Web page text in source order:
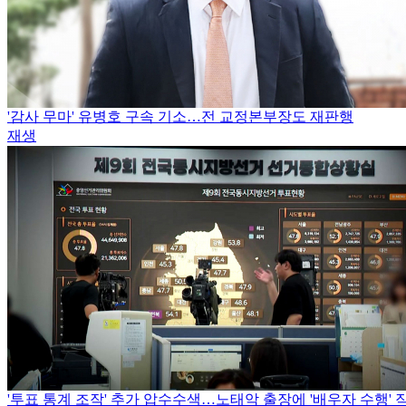
'감사 무마' 유병호 구속 기소…전 교정본부장도 재판행
재생
'투표 통계 조작' 추가 압수수색…노태악 출장에 '배우자 수행'